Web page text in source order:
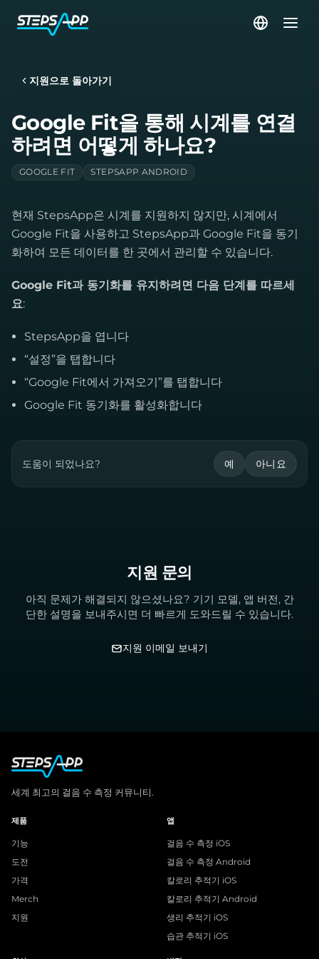
지원으로 돌아가기
Google Fit을 통해 시계를 연결
하려면 어떻게 하나요?
GOOGLE FIT STEPSAPP ANDROID
현재 StepsApp은 시계를 지원하지 않지만, 시계에서
Google Fit을 사용하고 StepsApp과 Google Fit을 동기
화하여 모든 데이터를 한 곳에서 관리할 수 있습니다.
Google Fit과 동기화를 유지하려면 다음 단계를 따르세
요:
StepsApp을 엽니다
“설정”을 탭합니다
“Google Fit에서 가져오기”를 탭합니다
Google Fit 동기화를 활성화합니다
도움이 되었나요? 예 아니요
지원 문의
아직 문제가 해결되지 않으셨나요? 기기 모델, 앱 버전, 간
단한 설명을 보내주시면 더 빠르게 도와드릴 수 있습니다.
지원 이메일 보내기
세계 최고의 걸음 수 측정 커뮤니티.
제품
기능
도전
가격
Merch
지원
앱
걸음 수 측정 iOS
걸음 수 측정 Android
칼로리 추적기 iOS
칼로리 추적기 Android
생리 추적기 iOS
습관 추적기 iOS